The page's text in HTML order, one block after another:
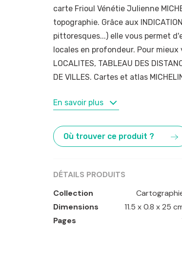
carte Frioul Vénétie Julienne
topographie. Grâce aux
pittoresques...) elle vous permet
locales en profondeur. Pour mieux
LOCALITES, TABLEAU DES
DE VILLES. Cartes et atlas
MOTS-CLÉS
En savoir plus
Où trouver ce produit ?
DÉTAILS PRODUITS
Collection
Dimensions
11.5 x 0.8 x 25
Pages